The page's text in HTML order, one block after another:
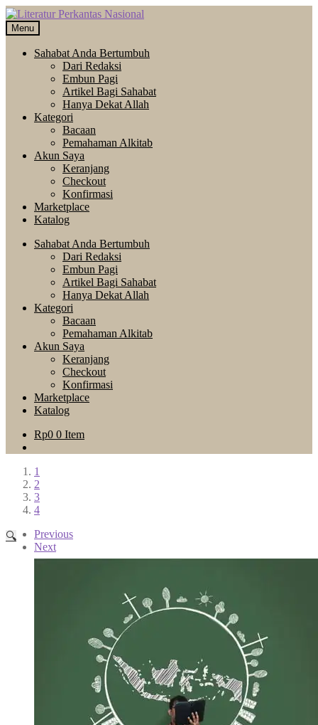
Skip
to
navigation
Langsung
ke
isi
Menu
Sahabat Anda Bertumbuh
Dari Redaksi
Embun Pagi
Artikel Bagi Sahabat
Hanya Dekat Allah
Kategori
Bacaan
Pemahaman Alkitab
Akun Saya
Keranjang
Checkout
Konfirmasi
Marketplace
Katalog
Sahabat Anda Bertumbuh
Dari Redaksi
Embun Pagi
Artikel Bagi Sahabat
Hanya Dekat Allah
Kategori
Bacaan
Pemahaman Alkitab
Akun Saya
Keranjang
Checkout
Konfirmasi
Marketplace
Katalog
Rp0 0 Item
1
2
3
4
Previous
Next
🔍